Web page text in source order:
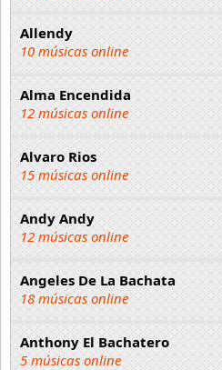
Allendy
10 músicas online
Alma Encendida
12 músicas online
Alvaro Rios
15 músicas online
Andy Andy
12 músicas online
Angeles De La Bachata
18 músicas online
Anthony El Bachatero
5 músicas online